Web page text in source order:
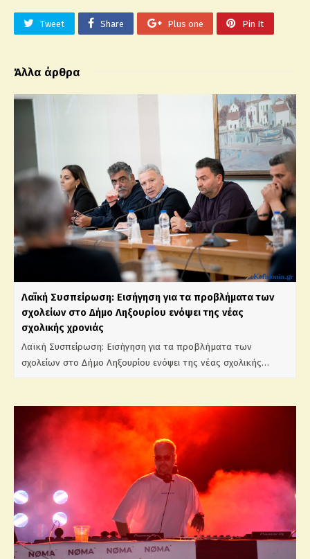
Tweet Share Plus one Pin It
Άλλα άρθρα
Λαϊκή Συσπείρωση: Εισήγηση για τα προβλήματα των
σχολείων στο Δήμο Ληξουρίου ενόψει της νέας
σχολικής χρονιάς
Λαϊκή Συσπείρωση: Εισήγηση για τα προβλήματα των
σχολείων στο Δήμο Ληξουρίου ενόψει της νέας σχολικής…